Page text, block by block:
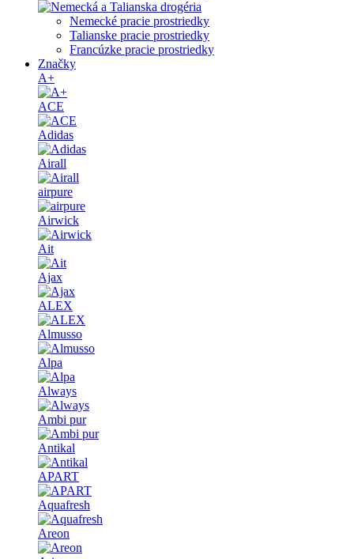
Nemecké pracie prostriedky
Talianske pracie prostriedky
Francúzke pracie prostriedky
Značky
A+
ACE
Adidas
Airall
airpure
Airwick
Ait
Ajax
ALEX
Almusso
Alpa
Always
Ambi pur
Antikal
APART
Aquafresh
Areon